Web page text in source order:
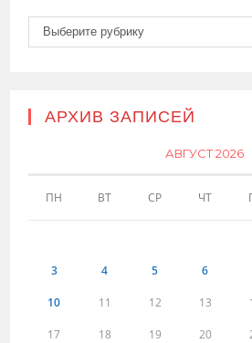
Рубрики
Выберите рубрику
АРХИВ ЗАПИСЕЙ
АВГУСТ 2026
ПН ВТ СР ЧТ
3 4 5 6
10 11 12 13
17 18 19 20